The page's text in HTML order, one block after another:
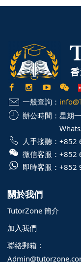
一般查詢：
辦公時間： 星期
人手接聽： +852
微信客服： +852
即時客服： +852
關於我們
TutorZone 簡介
加入我們
聯絡郵箱：